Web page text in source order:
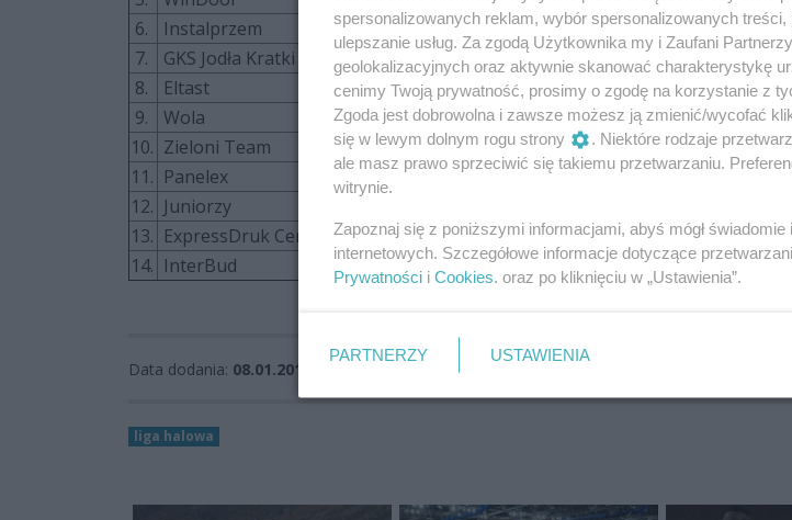
6.
Instalprzem 4 2 0 2
7.
GKS Jodła Kratki 4 2 0 2
8.
Eltast 3 1 2 0
9.
Wola 3 1 2 0
10. Zieloni Team 4 1 2 1
11. Panelex 4 1 0 3
12. Juniorzy
13. ExpressDruk Centrum Druku i Rekl. 4 0 1 3
14. InterBud 4 0 0 4
Data dodania: 08.01.2014 12:27
liga halowa
spersonalizowanych reklam, wybór spersonalizowanych
ulepszanie usług. Za zgodą Użytkownika my i Zaufani
geolokalizacyjnych oraz aktywnie skanować charakterystykę
cenimy Twoją prywatność, prosimy o zgodę na korzystanie z
Zgoda jest dobrowolna i zawsze możesz ją zmienić/wycofać
się w lewym dolnym rogu strony
. Niektóre rodzaje
ale masz prawo sprzeciwić się takiemu przetwarzaniu.
witrynie.
Zapoznaj się z poniższymi informacjami, abyś mógł
internetowych. Szczegółowe informacje dotyczące
Prywatności i Cookies. oraz po kliknięciu w „Ustawienia”.
PARTNERZY USTAWIENIA